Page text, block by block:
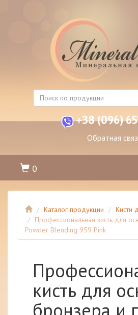
+38 (096)
Обратная
0
Каталог продукции
Кисти
Профессиональная кисть для
Powder Blending 959 Pink
кисть для
бронзера и